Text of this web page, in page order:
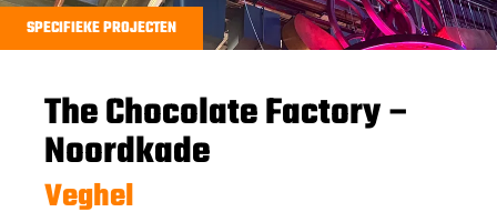
SPECIFIEKE PROJECTEN
The Chocolate Factory –
Noordkade
Veghel